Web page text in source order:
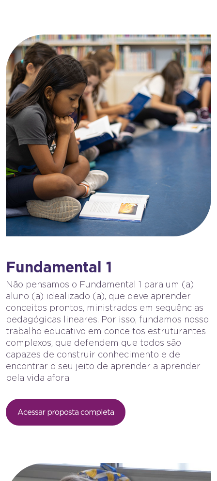
Fundamental 1
Não pensamos o Fundamental 1 para um (a)
aluno (a) idealizado (a), que deve aprender
conceitos prontos, ministrados em sequências
pedagógicas lineares. Por isso, fundamos nosso
trabalho educativo em conceitos estruturantes
complexos, que defendem que todos são
capazes de construir conhecimento e de
encontrar o seu jeito de aprender a aprender
pela vida afora.
Acessar proposta completa